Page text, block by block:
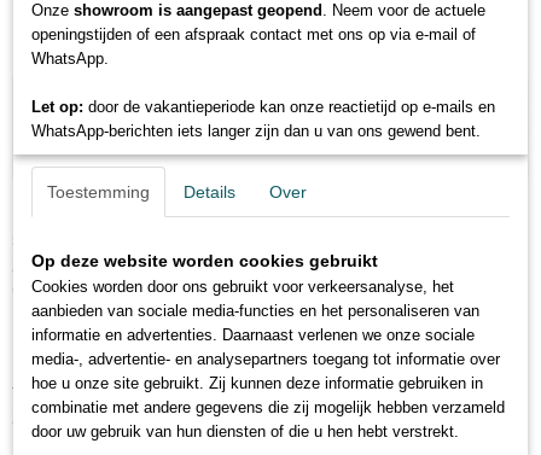
11 March 2021 Vloeren
Laminaat kopen
Bij ons vindt u een uitgebreide collectie merken en de
scherpste prijzen uit Nederland. Zonder te vergelijken! Wij
zijn officieel dealer van vele toonaangevende merken zoals
Quick-step, Krono original, Balterio en Meister!
Laminaat online kopen
Dankzij onze continue jarenlange ervaring en goede relaties
in Nederland en de EU zijn wij in staat de beste prijzen aan
te bieden voor een breed assortiment A-collectie laminaten
zoals Quickstep, Balterio, Meister, Falquon en nog veel
meer. Met onze laminaatcollectie geniet je lang en voordelig
Onze showroom is aangepast geopend . Neem voor de actuele
openingstijden of een afspraak contact met ons op via e-mail of
WhatsApp.
Let op: door de vakantieperiode kan onze reactietijd op e-mails en
WhatsApp-berichten iets langer zijn dan u van ons gewend bent.
Toestemming Details Over
Op deze website worden cookies gebruikt
Cookies worden door ons gebruikt voor verkeersanalyse, het
aanbieden van sociale media-functies en het personaliseren van
informatie en advertenties. Daarnaast verlenen we onze sociale
media-, advertentie- en analysepartners toegang tot informatie over
hoe u onze site gebruikt. Zij kunnen deze informatie gebruiken in
combinatie met andere gegevens die zij mogelijk hebben verzameld
door uw gebruik van hun diensten of die u hen hebt verstrekt.